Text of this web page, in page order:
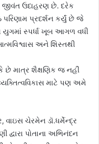
ઉદાહરણ છે. દરેક
પરિણામ પ્રદર્શન કર્યું છે જે
સ્પર્ધા ખૂબ આગળ વધી
અને શિસ્તથી
છે માત્ર શૈક્ષણિક જ નહીં
માટે પણ અમે
વાઇસ ચેરમેન ડૉ.ધર્મેન્દ્ર
દ્વારા પોતાના અભિનંદન